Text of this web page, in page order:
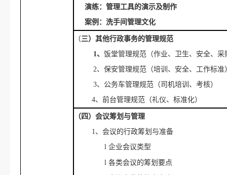
演练：管理工具的演示及制作
案例：洗手间管理文化
（三）其他行政事务的管理规范
1、 饭堂管理规范（作业、卫生、安全、采
2、保安管理规范（培训、安全、工作标准
3、公务车管理规范（司机培训、考核）
4、前台管理规范（礼仪、标准化）
（四）会议筹划与管理
1、会议的行政筹划与准备
l企业会议类型
l各类会议的筹划要点